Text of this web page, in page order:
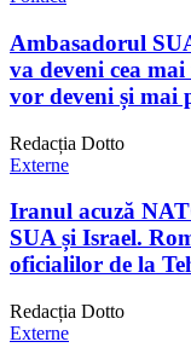
Ambasadorul
va deveni cea
vor deveni și mai
Redacția Dotto
Externe
Iranul acuză
SUA și Israel.
oficialilor de la
Redacția Dotto
Externe